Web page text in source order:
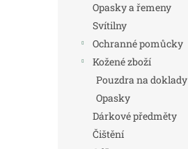
Opasky a řemeny
Svítilny
Ochranné pomůcky
Kožené zboží
Pouzdra na doklady
Opasky
Dárkové předměty
Čištění